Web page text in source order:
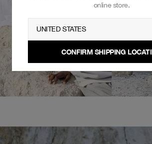
online store.
UNITED STATES
CONFIRM SHIPPING